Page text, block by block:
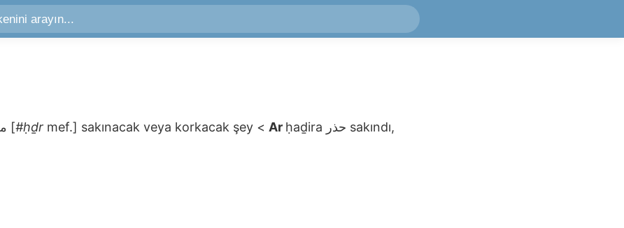
[#ḥḏr mef.] sakınacak veya korkacak şey < Ar ḥaḏira
sakındı,